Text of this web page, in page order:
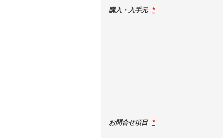
購入・入手元 *
お問合せ項目 *